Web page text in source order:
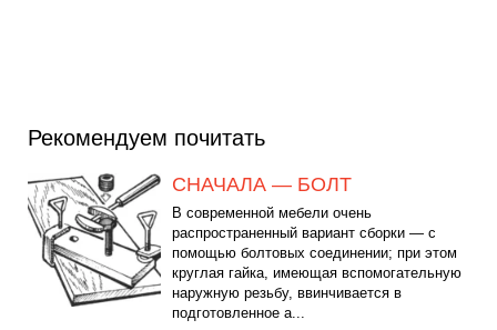
Рекомендуем почитать
СНАЧАЛА — БОЛТ
В современной мебели очень
распространенный вариант сборки — с
помощью болтовых соединении; при этом
круглая гайка, имеющая вспомогательную
наружную резьбу, ввинчивается в
подготовленное а...